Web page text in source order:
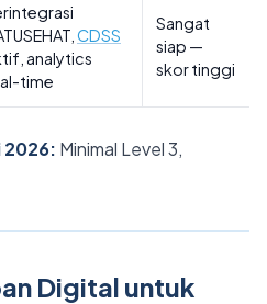
CDSS
analytics
time
Sangat
siap —
skor tinggi
Minimal Level 3,
Digital untuk